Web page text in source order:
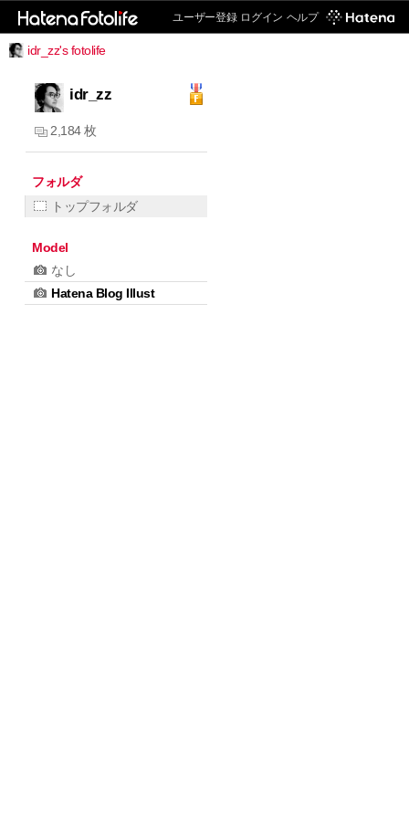
ユーザー登録 ログイン ヘルプ
idr_zz's fotolife
idr_zz
2,184 枚
フォルダ
トップフォルダ
Model
なし
Hatena Blog Illust